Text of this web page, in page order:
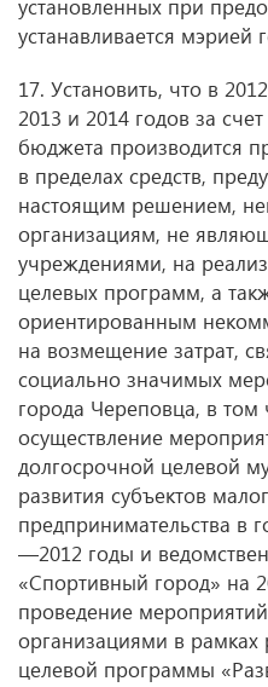
установленных при
устанавливается мэрией
17. Установить, что в
2013 и 2014 годов за
бюджета производится
в пределах средств,
настоящим решением,
организациям, не
учреждениями, на
целевых программ, а
ориентированным
на возмещение затрат,
социально значимых
города Череповца, в том
осуществление
долгосрочной целевой
развития субъектов
предпринимательства в
—2012 годы и
«Спортивный город» на
проведение
организациями в рамках
целевой программы